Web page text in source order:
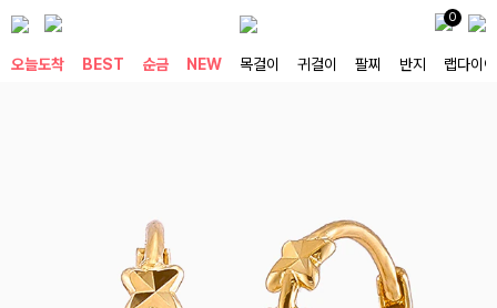
0
오늘도착 BEST 순금 NEW 목걸이 귀걸이 팔찌 반지 랩다이아